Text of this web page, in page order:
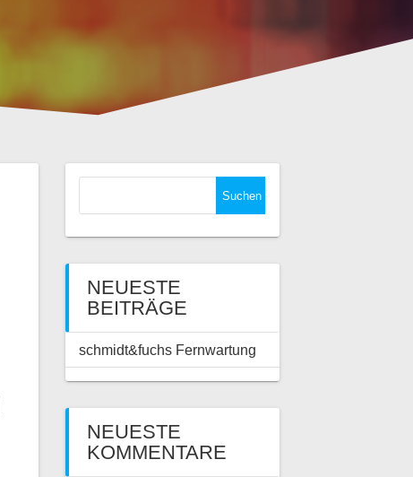
NEUESTE
BEITRÄGE
schmidt&fuchs Fernwartung
NEUESTE
KOMMENTARE